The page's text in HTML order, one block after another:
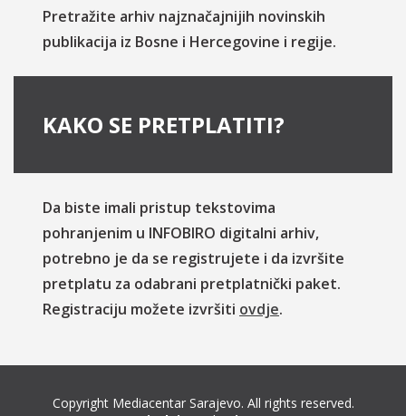
Pretražite arhiv najznačajnijih novinskih
publikacija iz Bosne i Hercegovine i regije.
KAKO SE PRETPLATITI?
Da biste imali pristup tekstovima
pohranjenim u INFOBIRO digitalni arhiv,
potrebno je da se registrujete i da izvršite
pretplatu za odabrani pretplatnički paket.
Registraciju možete izvršiti ovdje.
Copyright Mediacentar Sarajevo. All rights reserved.